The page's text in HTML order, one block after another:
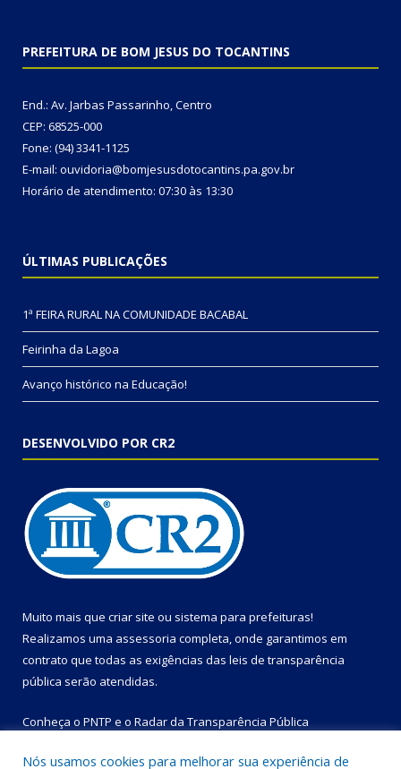
PREFEITURA DE BOM JESUS DO TOCANTINS
End.: Av. Jarbas Passarinho, Centro
CEP: 68525-000
Fone: (94) 3341-1125
E-mail: ouvidoria@bomjesusdotocantins.pa.gov.br
Horário de atendimento: 07:30 às 13:30
ÚLTIMAS PUBLICAÇÕES
1ª FEIRA RURAL NA COMUNIDADE BACABAL
Feirinha da Lagoa
Avanço histórico na Educação!
DESENVOLVIDO POR CR2
Muito mais que criar site ou sistema para prefeituras!
Realizamos uma assessoria completa, onde garantimos em
contrato que todas as exigências das leis de transparência
pública serão atendidas.
Conheça o PNTP e o Radar da Transparência Pública
Nós usamos cookies para melhorar sua experiência de